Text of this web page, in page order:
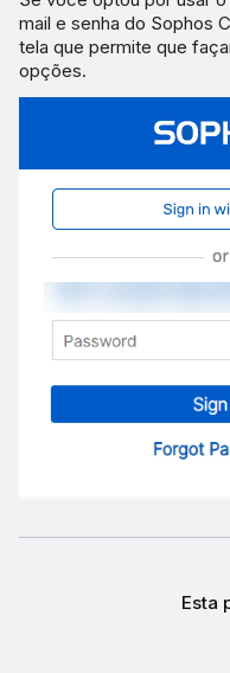
mail e senha do Sophos
tela que permite que
opções.
Esta